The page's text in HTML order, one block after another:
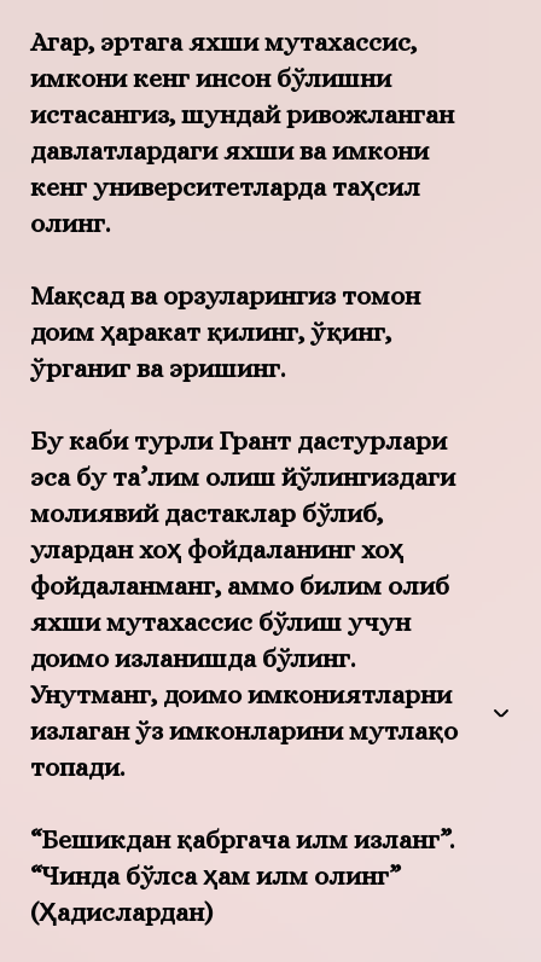
Агар, эртага яхши мутахассис,
имкони кенг инсон бўлишни
истасангиз, шундай ривожланган
давлатлардаги яхши ва имкони
кенг университетларда таҳсил
олинг.
Мақсад ва орзуларингиз томон
доим ҳаракат қилинг, ўқинг,
ўрганиг ва эришинг.
Бу каби турли Грант дастурлари
эса бу та’лим олиш йўлингиздаги
молиявий дастаклар бўлиб,
улардан хоҳ фойдаланинг хоҳ
фойдаланманг, аммо билим олиб
яхши мутахассис бўлиш учун
доимо изланишда бўлинг.
Унутманг, доимо имкониятларни
излаган ўз имконларини мутлақо
топади.
“Бешикдан қабргача илм изланг”.
“Чинда бўлса ҳам илм олинг”
(Ҳадислардан)